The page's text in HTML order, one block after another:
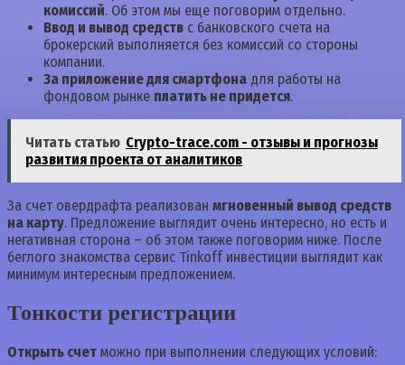
комиссий. Об этом мы еще поговорим отдельно.
Ввод и вывод средств с банковского счета на
брокерский выполняется без комиссий со стороны
компании.
За приложение для смартфона для работы на
фондовом рынке платить не придется.
Читать статью Crypto-trace.com - отзывы и прогнозы
развития проекта от аналитиков
За счет овердрафта реализован мгновенный вывод средств
на карту. Предложение выглядит очень интересно, но есть и
негативная сторона – об этом также поговорим ниже. После
беглого знакомства сервис Tinkoff инвестиции выглядит как
минимум интересным предложением.
Тонкости регистрации
Открыть счет можно при выполнении следующих условий: